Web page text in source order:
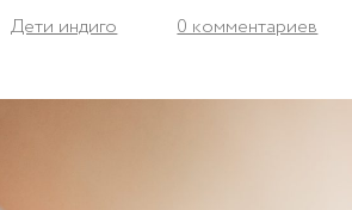
Дети индиго 0 комментариев